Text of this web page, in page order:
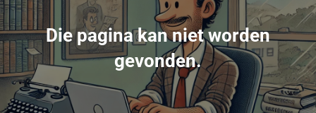
Die pagina kan niet worden
gevonden.